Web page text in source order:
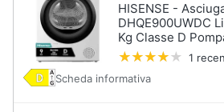
HISENSE -
DHQE900UWDC
Kg Classe D
1
Scheda informativa